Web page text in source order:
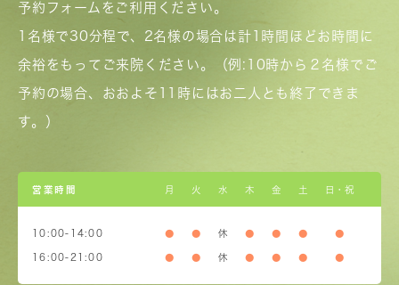
予約フォームをご利用ください。
1名様で30分程で、2名様の場合は計1時間ほどお時間に
余裕をもってご来院ください。（例:10時から２名様でご
予約の場合、おおよそ11時にはお二人とも終了できま
す。）
営業時間 月 火 水 木 金 土 日・祝
10:00-14:00 ● ● 休 ● ● ● ●
16:00-21:00 ● ● 休 ● ● ● ●